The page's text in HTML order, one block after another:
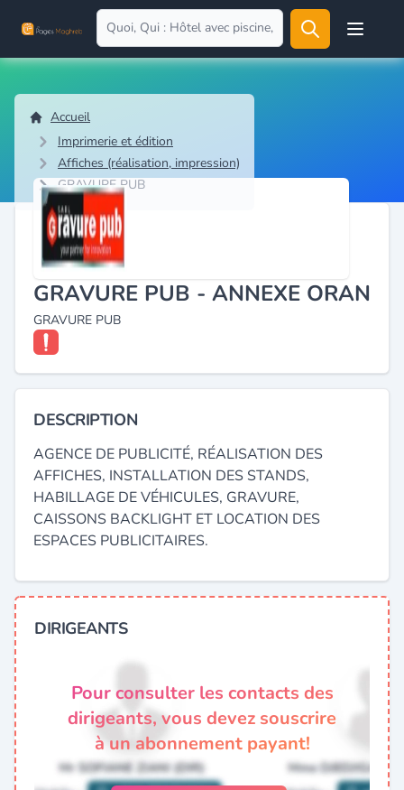
Open
Accueil
Imprimerie et édition
Affiches (réalisation, impression)
GRAVURE PUB
GRAVURE PUB - ANNEXE ORAN
GRAVURE PUB
DESCRIPTION
AGENCE DE PUBLICITÉ, RÉALISATION DES
AFFICHES, INSTALLATION DES STANDS,
HABILLAGE DE VÉHICULES, GRAVURE,
CAISSONS BACKLIGHT ET LOCATION DES
ESPACES PUBLICITAIRES.
DIRIGEANTS
Pour consulter les contacts des
dirigeants, vous devez souscrire
à un abonnement payant!